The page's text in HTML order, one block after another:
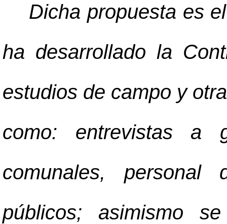
Dicha propuesta es
ha desarrollado la
estudios de campo y
como: entrevistas a
comunales, personal
públicos; asimismo